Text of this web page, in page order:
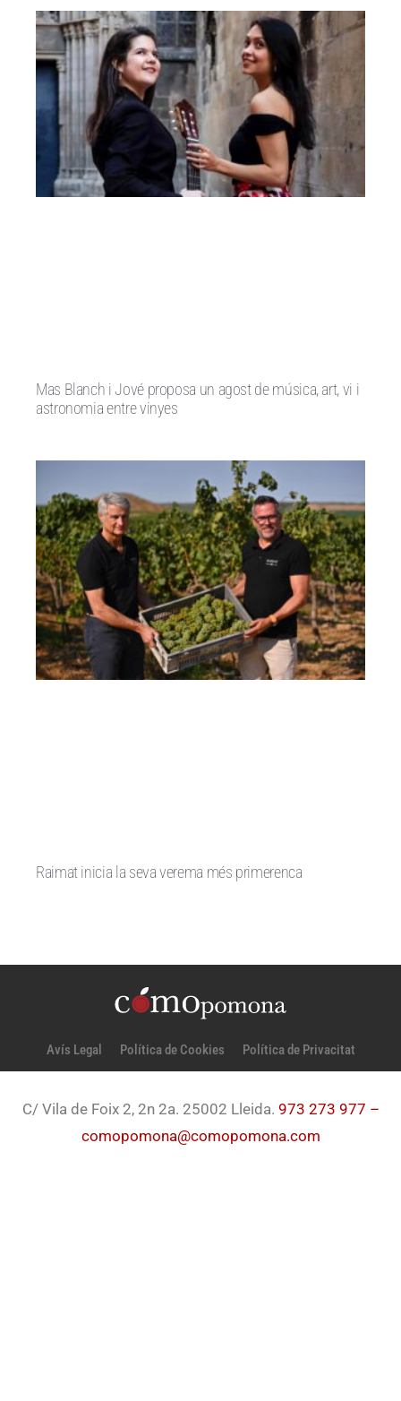
Mas Blanch i Jové proposa un agost de música, art, vi i
astronomia entre vinyes
Raimat inicia la seva verema més primerenca
Avís Legal Política de Cookies Política de Privacitat
C/ Vila de Foix 2, 2n 2a. 25002 Lleida. 973 273 977 –
comopomona@comopomona.com